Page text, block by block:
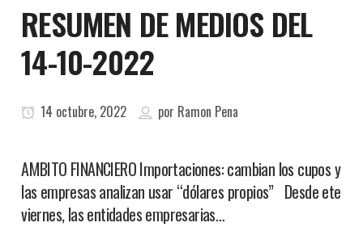
RESUMEN DE MEDIOS DEL
14-10-2022
14 octubre, 2022 por Ramon Pena
AMBITO FINANCIERO Importaciones: cambian los cupos y
las empresas analizan usar “dólares propios” Desde ete
viernes, las entidades empresarias…